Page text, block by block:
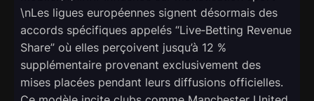
\nLes ligues européennes signent désormais des
accords spécifiques appelés “Live‑Betting Revenue
Share” où elles perçoivent jusqu’à 12 %
supplémentaire provenant exclusivement des
mises placées pendant leurs diffusions officielles.